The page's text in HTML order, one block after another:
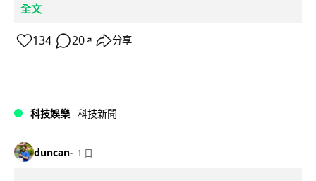
全文
134 20 ↗ 分享
科技娛樂 科技新聞
duncan 1 日